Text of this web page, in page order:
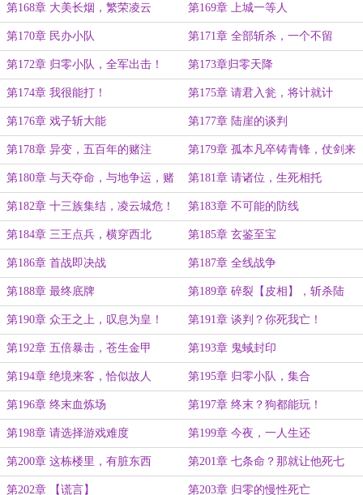
第168章 大美长烟，繁荣凌云 第169章 上城一等人
第170章 民办小队 第171章 全部斩杀，一个不留
第172章 归零小队，全军出击！ 第173章归零天降
第174章 我很能打！ 第175章 请君入瓮，将计就计
第176章 戏子斩大能 第177章 陆崖的谈判
第178章 异变，五百年的赌注 第179章 孤本凡卒铸青锋，仗剑来
斩天上人！
第180章 与天夺命，与地争运，赌
就赌！
第181章 请诸位，生死相托
第182章 十三族集结，凌云城危！ 第183章 不可能的防线
第184章 三王点兵，横穿西北 第185章 玄鉴至宝
第186章 首战即决战 第187章 全线战争
第188章 最终底牌 第189章 碎裂【皮相】，斩杀陆
崖！
第190章 众王之上，叹息为皇！ 第191章 谈判？你死我亡！
第192章 五倍暴击，苍生金甲 第193章 鬼蜮封印
第194章 绝境来客，恰似故人 第195章 归零小队，集合
第196章 终末血炼场 第197章 终末？狗都能玩！
第198章 请选择游戏难度 第199章 今夜，一人生还
第200章 这栋楼里，有脏东西 第201章 七条命？那就让他死七
次！
第202章 【谎言】 第203章 归零的慢性死亡